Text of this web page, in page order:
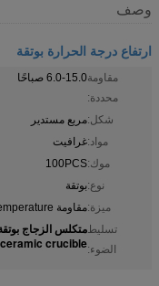
وصف
ارتفاع درجة الحرارة بوتقة
مقاومة
محددة:
6.0-15.0 صباحًا
شكل:مربع مستدير
مواد:غرافيت
موك:100PCS
نوع:بوتقة
ميزة:مقاومة high-temperature
تسليط
الضوء:
متكلس الزجاج بوتقة
crucible